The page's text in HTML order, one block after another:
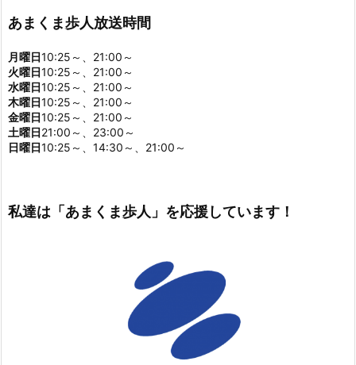
あまくま歩人放送時間
月曜日10:25～、21:00～
火曜日10:25～、21:00～
水曜日10:25～、21:00～
木曜日10:25～、21:00～
金曜日10:25～、21:00～
土曜日21:00～、23:00～
日曜日10:25～、14:30～、21:00～
私達は「あまくま歩人」を応援しています！